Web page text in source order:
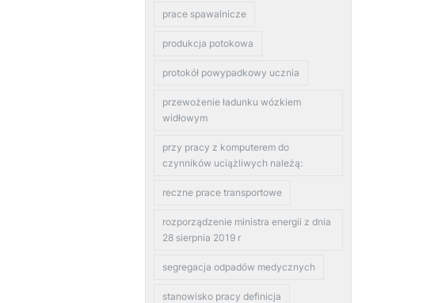
prace spawalnicze
produkcja potokowa
protokół powypadkowy ucznia
przewożenie ładunku wózkiem
widłowym
przy pracy z komputerem do
czynników uciążliwych należą:
reczne prace transportowe
rozporządzenie ministra energii z dnia
28 sierpnia 2019 r
segregacja odpadów medycznych
stanowisko pracy definicja